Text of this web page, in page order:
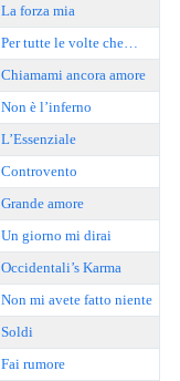
La forza mia
Per tutte le volte che…
Chiamami ancora amore
Non è l’inferno
L’Essenziale
Controvento
Grande amore
Un giorno mi dirai
Occidentali’s Karma
Non mi avete fatto niente
Soldi
Fai rumore